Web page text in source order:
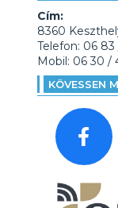
Cím:
8360
Telefon: 06
Mobil: 06 30 /
KÖVESSEN